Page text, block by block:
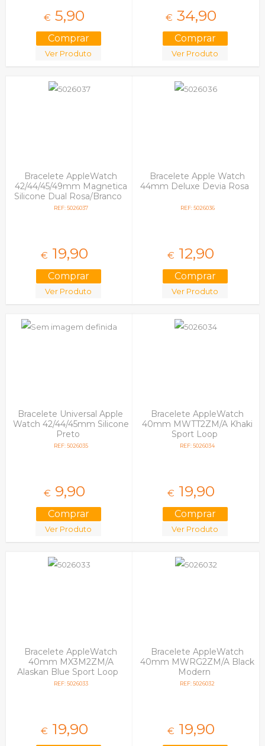
€ 5,90
Ver Produto
€ 34,90
Ver Produto
Bracelete AppleWatch
42/44/45/49mm Magnetica
Silicone Dual Rosa/Branco
REF: 5026037
€ 19,90
Ver Produto
Bracelete Apple Watch
44mm Deluxe Devia Rosa
REF: 5026036
€ 12,90
Ver Produto
Bracelete Universal Apple
Watch 42/44/45mm Silicone
Preto
REF: 5026035
€ 9,90
Ver Produto
Bracelete AppleWatch
40mm MWTT2ZM/A Khaki
Sport Loop
REF: 5026034
€ 19,90
Ver Produto
Bracelete AppleWatch
40mm MX3M2ZM/A
Alaskan Blue Sport Loop
REF: 5026033
€ 19,90
Bracelete AppleWatch
40mm MWRG2ZM/A Black
Modern
REF: 5026032
€ 19,90